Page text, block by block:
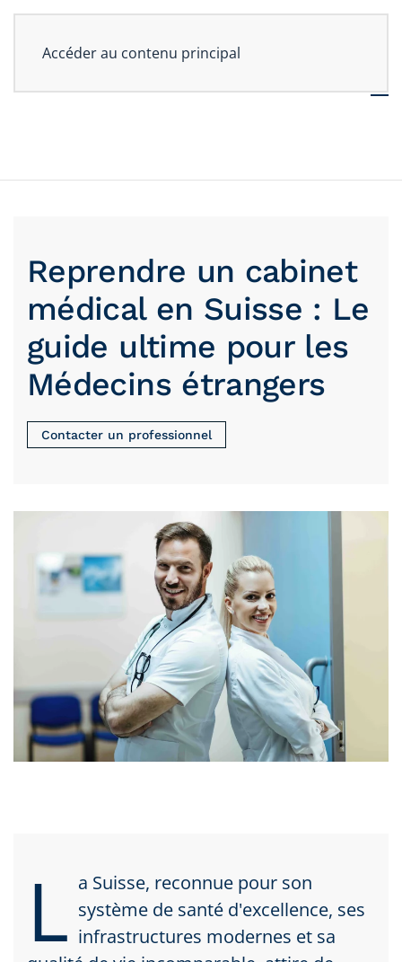
Accéder au contenu principal
Reprendre un cabinet
médical en Suisse : Le
guide ultime pour les
Médecins étrangers
Contacter un professionnel
L a Suisse, reconnue pour son
système de santé d'excellence, ses
infrastructures modernes et sa